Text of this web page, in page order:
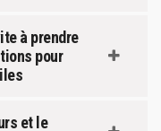
à prendre
pour
et le